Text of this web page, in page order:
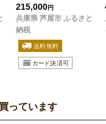
215,000円
兵庫県 芦屋市 ふるさと
納税
っています